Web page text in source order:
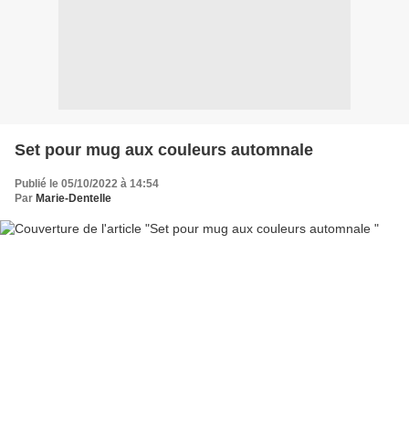
Set pour mug aux couleurs automnale
Publié le 05/10/2022 à 14:54
Par Marie-Dentelle